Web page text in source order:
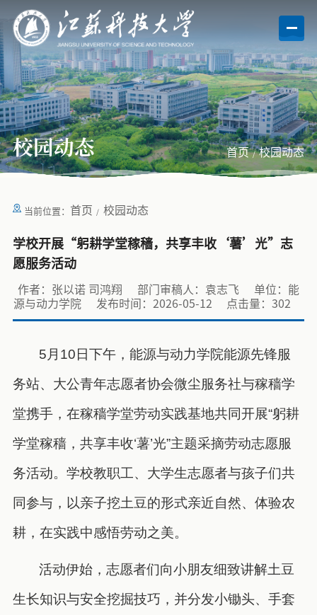
校园动态 首页 校园动态
当前位置： 首页 校园动态
学校开展“躬耕学堂稼穑，共享丰收‘薯’光”志
愿服务活动
作者：张以诺 司鸿翔 部门审稿人：袁志飞
单位：能
源与动力学院
发布时间：2026-05-12 点击量：302
5月10日下午，能源与动力学院能源先锋服
务站、大公青年志愿者协会微尘服务社与稼穑学
堂携手，在稼穑学堂劳动实践基地共同开展“躬耕
学堂稼穑，共享丰收‘薯’光”主题采摘劳动志愿服
务活动。学校教职工、大学生志愿者与孩子们共
同参与，以亲子挖土豆的形式亲近自然、体验农
耕，在实践中感悟劳动之美。
活动伊始，志愿者们向小朋友细致讲解土豆
生长知识与安全挖掘技巧，并分发小锄头、手套